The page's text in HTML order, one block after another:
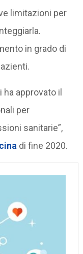
limitazioni per
in grado di
approvato il
per
sanitarie”,
di fine 2020.